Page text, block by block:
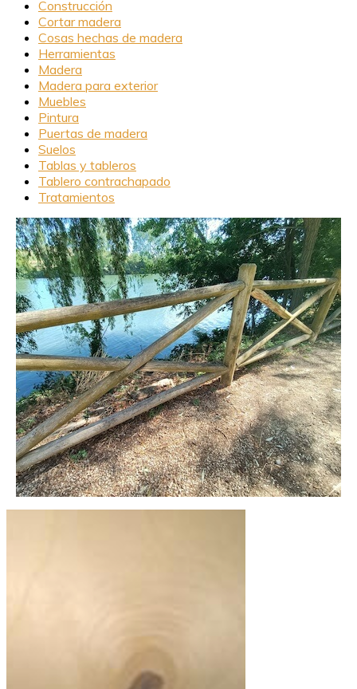
Construcción
Cortar madera
Cosas hechas de madera
Herramientas
Madera
Madera para exterior
Muebles
Pintura
Puertas de madera
Suelos
Tablas y tableros
Tablero contrachapado
Tratamientos